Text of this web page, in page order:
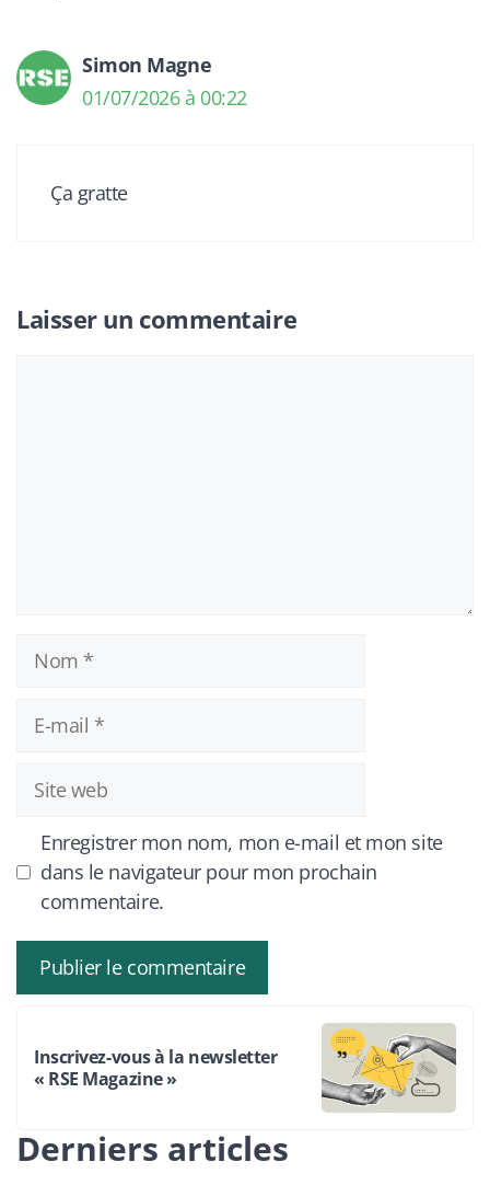
Simon Magne
01/07/2026 à 00:22
Ça gratte
Laisser un commentaire
Nom
mail
Site
web
Enregistrer mon nom, mon e-mail et mon site
dans le navigateur pour mon prochain
commentaire.
Inscrivez-vous à la newsletter
« RSE Magazine »
Derniers articles